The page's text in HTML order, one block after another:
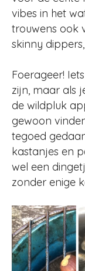
vibes in het
trouwens ook
skinny
Foerageer!
zijn, maar als
de wildpluk
gewoon
tegoed
kastanjes en
wel een
zonder enige